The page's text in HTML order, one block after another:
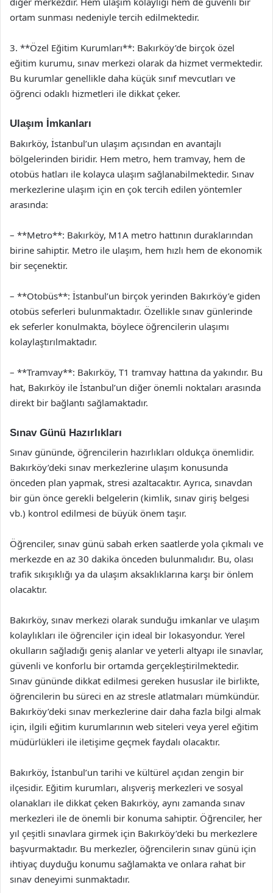
ortam sunması nedeniyle tercih edilmektedir.
3. **Özel Eğitim Kurumları**: Bakırköy’de birçok özel
eğitim kurumu, sınav merkezi olarak da hizmet vermektedir.
Bu kurumlar genellikle daha küçük sınıf mevcutları ve
öğrenci odaklı hizmetleri ile dikkat çeker.
Ulaşım İmkanları
Bakırköy, İstanbul’un ulaşım açısından en avantajlı
bölgelerinden biridir. Hem metro, hem tramvay, hem de
otobüs hatları ile kolayca ulaşım sağlanabilmektedir. Sınav
merkezlerine ulaşım için en çok tercih edilen yöntemler
arasında:
– **Metro**: Bakırköy, M1A metro hattının duraklarından
birine sahiptir. Metro ile ulaşım, hem hızlı hem de ekonomik
bir seçenektir.
– **Otobüs**: İstanbul’un birçok yerinden Bakırköy’e giden
otobüs seferleri bulunmaktadır. Özellikle sınav günlerinde
ek seferler konulmakta, böylece öğrencilerin ulaşımı
kolaylaştırılmaktadır.
– **Tramvay**: Bakırköy, T1 tramvay hattına da yakındır. Bu
hat, Bakırköy ile İstanbul’un diğer önemli noktaları arasında
direkt bir bağlantı sağlamaktadır.
Sınav Günü Hazırlıkları
Sınav gününde, öğrencilerin hazırlıkları oldukça önemlidir.
Bakırköy’deki sınav merkezlerine ulaşım konusunda
önceden plan yapmak, stresi azaltacaktır. Ayrıca, sınavdan
bir gün önce gerekli belgelerin (kimlik, sınav giriş belgesi
vb.) kontrol edilmesi de büyük önem taşır.
Öğrenciler, sınav günü sabah erken saatlerde yola çıkmalı ve
merkezde en az 30 dakika önceden bulunmalıdır. Bu, olası
trafik sıkışıklığı ya da ulaşım aksaklıklarına karşı bir önlem
olacaktır.
Bakırköy, sınav merkezi olarak sunduğu imkanlar ve ulaşım
kolaylıkları ile öğrenciler için ideal bir lokasyondur. Yerel
okulların sağladığı geniş alanlar ve yeterli altyapı ile sınavlar,
güvenli ve konforlu bir ortamda gerçekleştirilmektedir.
Sınav gününde dikkat edilmesi gereken hususlar ile birlikte,
öğrencilerin bu süreci en az stresle atlatmaları mümkündür.
Bakırköy’deki sınav merkezlerine dair daha fazla bilgi almak
için, ilgili eğitim kurumlarının web siteleri veya yerel eğitim
müdürlükleri ile iletişime geçmek faydalı olacaktır.
Bakırköy, İstanbul’un tarihi ve kültürel açıdan zengin bir
ilçesidir. Eğitim kurumları, alışveriş merkezleri ve sosyal
olanakları ile dikkat çeken Bakırköy, aynı zamanda sınav
merkezleri ile de önemli bir konuma sahiptir. Öğrenciler, her
yıl çeşitli sınavlara girmek için Bakırköy’deki bu merkezlere
başvurmaktadır. Bu merkezler, öğrencilerin sınav günü için
ihtiyaç duyduğu konumu sağlamakta ve onlara rahat bir
sınav deneyimi sunmaktadır.